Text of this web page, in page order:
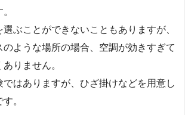
ぶことができないこともありますが、
のような場所の場合、空調が効きすぎて
りません。
ではありますが、ひざ掛けなどを用意し
。